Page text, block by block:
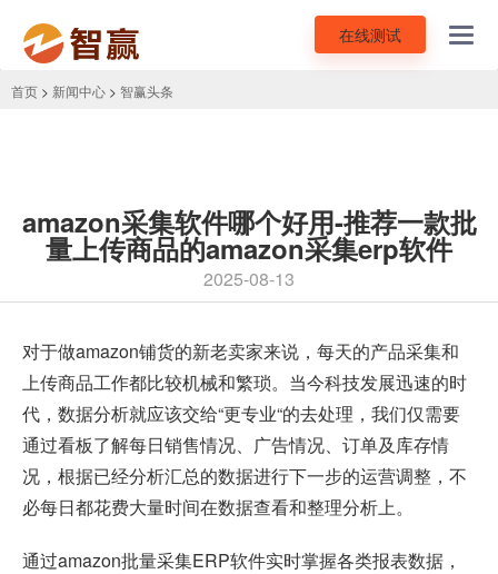
在线测试
首页 > 新闻中心 > 智赢头条
amazon采集软件哪个好用-推荐一款批
量上传商品的amazon采集erp软件
2025-08-13
对于做amazon铺货的新老卖家来说，每天的产品采集和
上传商品工作都比较机械和繁琐。当今科技发展迅速的时
代，数据分析就应该交给“更专业“的去处理，我们仅需要
通过看板了解每日销售情况、广告情况、订单及库存情
况，根据已经分析汇总的数据进行下一步的运营调整，不
必每日都花费大量时间在数据查看和整理分析上。
通过amazon批量采集ERP软件实时掌握各类报表数据，